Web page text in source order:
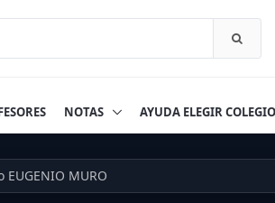
NOTAS AYUDA ELEGIR
EUGENIO MURO